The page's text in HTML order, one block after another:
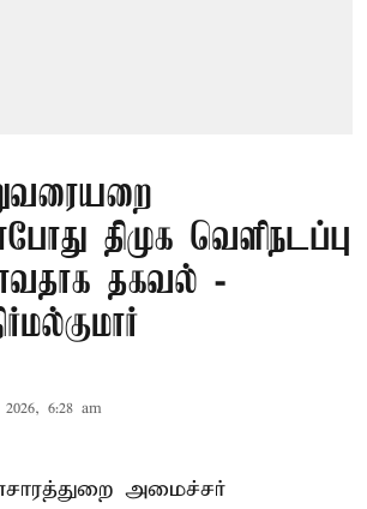
திமுக வெளிநடப்பு
தகவல் -
6:28 am
அமைச்சர்